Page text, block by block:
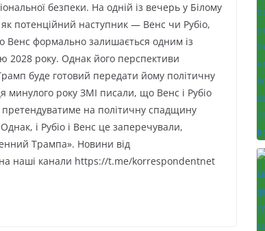
безпеки. На одній із вечерь у Білому
потенційний наступник — Венс чи Рубіо,
Венс формально залишається одним із
2028 року. Однак його перспективи
буде готовий передати йому політичну
минулого року ЗМІ писали, що Венс і Рубіо
на політичну спадщину
і Рубіо і Венс це заперечували,
Трампа». Новини від
наші канали https://t.me/korrespondentnet